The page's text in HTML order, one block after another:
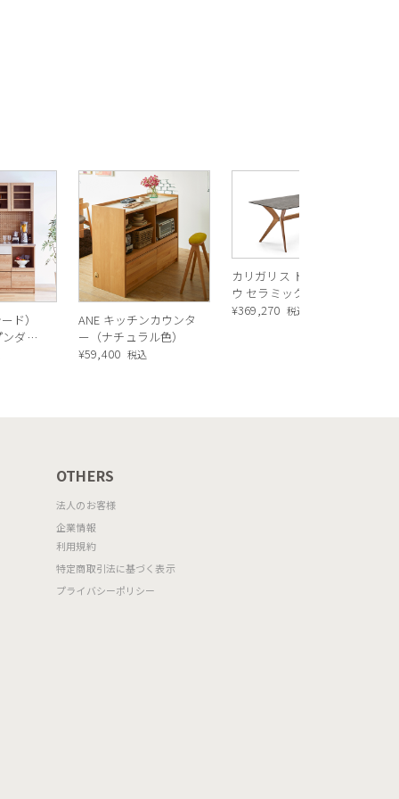
びインダストリアル向けの新商品
、新技術と新素材をコラボして革
50‘sスタイルのベンチです。
トブラック）とP175（ブラス）の2
ボタニカル柄。流行ののくすみピン
フォレストグリーン) 脚：P15（マ
ド）
ダイ
チュ
ANE キッチンカウンタ
ー（ナチュラル色）
¥59,400 税込
カリガリス トウキョ
ウ セラミック ダイニ
ングテーブル ／
¥369,270 税込
OTHERS
法人のお客様
企業情報
利用規約
特定商取引法に基づく表示
プライバシーポリシー